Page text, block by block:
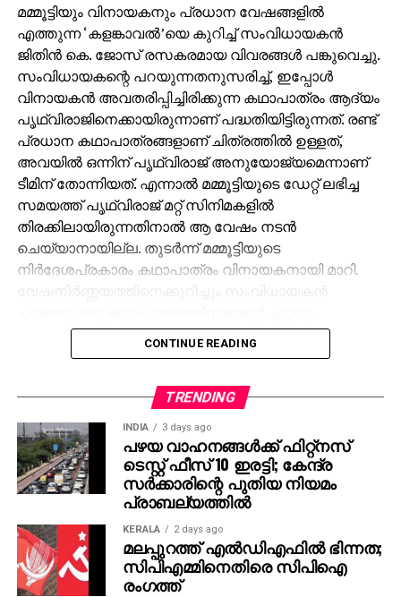
മമ്മൂട്ടിയും വിനായകനും പ്രധാന വേഷങ്ങളില്‍
എത്തുന്ന ‘കളങ്കാവല്‍’യെ കുറിച്ച് സംവിധായകന്‍
ജിതിന്‍ കെ. ജോസ് രസകരമായ വിവരങ്ങള്‍ പങ്കുവെച്ചു.
സംവിധായകന്റെ പറയുന്നതനുസരിച്ച്, ഇപ്പോള്‍
വിനായകന്‍ അവതരിപ്പിച്ചിരിക്കുന്ന കഥാപാത്രം ആദ്യം
പൃഥ്വിരാജിനെക്കായിരുന്നാണ് പദ്ധതിയിട്ടിരുന്നത്. രണ്ട്
പ്രധാന കഥാപാത്രങ്ങളാണ് ചിത്രത്തില്‍ ഉള്ളത്,
അവയില്‍ ഒന്നിന് പൃഥ്വിരാജ് അനുയോജ്യമെന്നാണ്
ടീമിന് തോന്നിയത്. എന്നാല്‍ മമ്മൂട്ടിയുടെ ഡേറ്റ് ലഭിച്ച
സമയത്ത് പൃഥ്വിരാജ് മറ്റ് സിനിമകളില്‍
തിരക്കിലായിരുന്നതിനാല്‍ ആ വേഷം നടന്‍
ചെയ്യാനായില്ല. തുടര്‍ന്ന് മമ്മൂട്ടിയുടെ
നിര്‍ദേശപ്രകാരം കഥാപാത്രം വിനായകനായി മാറി.
അനുയോജ്യനാണെന്ന് തോന്നിയതിനാല്‍
എക്‌സിക്യൂട്ടീവ് പ്രൊഡ്യൂസര്‍ വിവേക് ദാമോദരന്‍
തങ്ങള്‍ക്ക് മനസ്സിലുണ്ടായിരുന്നതുപോലെ തന്നെയാണ്
പൃഥ്വിരാജും ആ വേഷം മമ്മൂക്ക ചെയ്യണം എന്ന്
നിര്‍ദേശിച്ചതെന്നും അദ്ദേഹം വെളിപ്പെടുത്തി. ജിതിന്‍
കെ. ജോസ് പറഞ്ഞു പോലെ, വിനായകന്‍ അവതരിപ്പിച്ച
വേഷം തന്നെയാണ് ആദ്യം പൃഥ്വിരാജിന്
പരിഗണിച്ചത്. മമ്മൂട്ടി കമ്പനി നിര്‍മിച്ച ‘കളങ്കാവല്‍’
നവംബര്‍ 27ന് തീയേറ്ററുകളില്‍ റിലീസ് ചെയ്യും.
CONTINUE READING
TRENDING
INDIA 3 days ago
പഴയ വാഹനങ്ങള്‍ക്ക് ഫിറ്റ്‌നസ്
ടെസ്റ്റ് ഫീസ് 10 ഇരട്ടി; കേന്ദ്ര
സര്‍ക്കാരിന്റെ പുതിയ നിയമം
പ്രാബല്യത്തില്‍
KERALA 2 days ago
മലപ്പുറത്ത് എല്‍ഡിഎഫില്‍ ഭിന്നത;
സിപിഎമ്മിനെതിരെ സിപിഐ
രംഗത്ത്